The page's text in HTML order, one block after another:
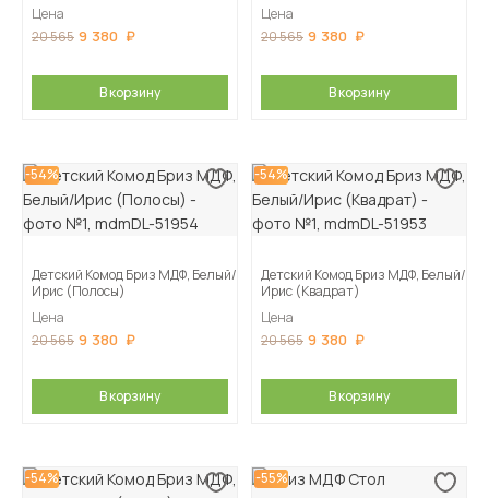
Цена
20 565 9 380
В корзину
Цена
20 565 9 380
В корзину
-54%
Детский Комод Бриз МДФ, Белый/
Ирис (Полосы)
Цена
20 565 9 380
В корзину
-54%
Детский Комод Бриз МДФ, Белый/
Ирис (Квадрат)
Цена
20 565 9 380
В корзину
-54% -55%